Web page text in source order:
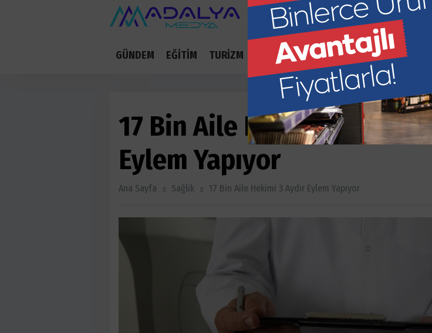
DOLAR
44.895
EURO
52.8913
GÜNDEM EĞİTİM TURİZM EKONOMİ KÜLTÜR SANAT SAĞLIK
17 Bin Aile Hekimi 3 Aydır
Eylem Yapıyor
Ana Sayfa Sağlik 17 Bin Aile Hekimi 3 Aydır Eylem Yapıyor